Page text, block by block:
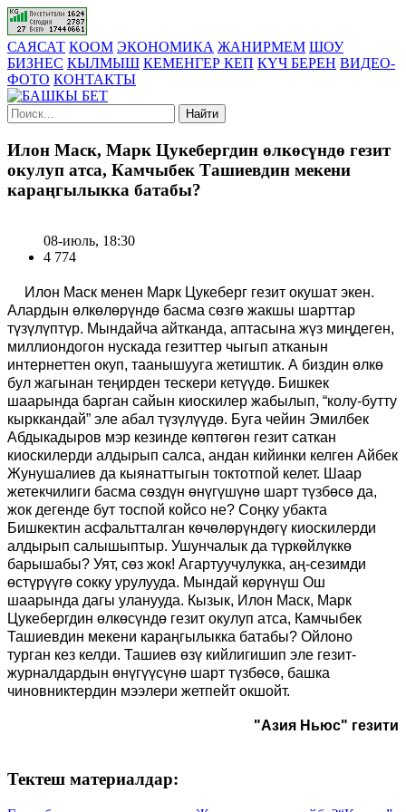
САЯСАТ КООМ ЭКОНОМИКА ЖАНИРМЕМ ШОУ
БИЗНЕС КЫЛМЫШ КЕМЕНГЕР КЕП КҮЧ БЕРЕН ВИДЕО-
ФОТО КОНТАКТЫ
Найти
Илон Маск, Марк Цукебергдин өлкөсүндө гезит
окулуп атса, Камчыбек Ташиевдин мекени
караңгылыкка батабы?
08-июль, 18:30
4 774
Илон Маск менен Марк Цукеберг гезит окушат экен.
Алардын өлкөлөрүндө басма сөзгө жакшы шарттар
түзүлүптүр. Мындайча айтканда, аптасына жүз миңдеген,
миллиондогон нускада гезиттер чыгып атканын
интернеттен окуп, таанышууга жетиштик. А биздин өлкө
бул жагынан теңирден тескери кетүүдө. Бишкек
шаарында барган сайын киоскилер жабылып, “колу-бутту
кырккандай” эле абал түзүлүүдө. Буга чейин Эмилбек
Абдыкадыров мэр кезинде көптөгөн гезит саткан
киоскилерди алдырып салса, андан кийинки келген Айбек
Жунушалиев да кыянаттыгын токтотпой келет. Шаар
жетекчилиги басма сөздүн өнүгүшүнө шарт түзбөсө да,
жок дегенде бут тоспой койсо не? Соңку убакта
Бишкектин асфальтталган көчөлөрүндөгү киоскилерди
алдырып салышыптыр. Ушунчалык да түркөйлүккө
барышабы? Уят, сөз жок! Агартуучулукка, аң-сезимди
өстүрүүгө сокку урулууда. Мындай көрүнүш Ош
шаарында дагы уланууда. Кызык, Илон Маск, Марк
Цукебергдин өлкөсүндө гезит окулуп атса, Камчыбек
Ташиевдин мекени караңгылыкка батабы? Ойлоно
турган кез келди. Ташиев өзү кийлигишип эле гезит-
журналдардын өнүгүүсүнө шарт түзбөсө, башка
чиновниктердин мээлери жетпейт окшойт.
"Азия Ньюс" гезити
Тектеш материалдар: